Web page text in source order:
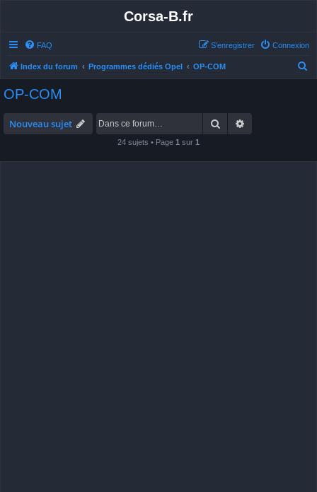
Corsa-B.fr
FAQ Connexion
S’enregistrer
Index du forum Programmes dédiés Opel OP-COM
OP-COM
Nouveau sujet Rechercher
24 sujets • Page 1 sur 1